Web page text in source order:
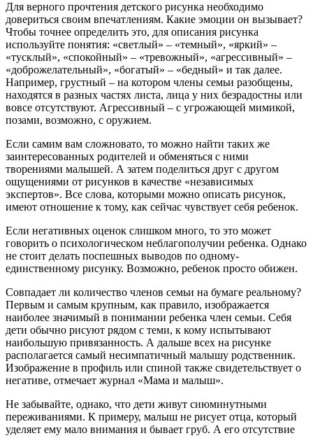
Для верного прочтения детского рисунка необходимо
довериться своим впечатлениям. Какие эмоции он вызывает?
Чтобы точнее определить это, для описания рисунка
используйте понятия: «светлый» – «темный», «яркий» –
«тусклый», «спокойный» – «тревожный», «агрессивный» –
«доброжелательный», «богатый» – «бедный» и так далее.
Например, грустный – на котором члены семьи разобщены,
находятся в разных частях листа, лица у них безрадостны или
вовсе отсутствуют. Агрессивный – с угрожающей мимикой,
позами, возможно, с оружием.
Если самим вам сложновато, то можно найти таких же
заинтересованных родителей и обменяться с ними
творениями малышей. А затем поделиться друг с другом
ощущениями от рисунков в качестве «независимых
экспертов». Все слова, которыми можно описать рисунок,
имеют отношение к тому, как сейчас чувствует себя ребенок.
Если негативных оценок слишком много, то это может
говорить о психологическом неблагополучии ребенка. Однако
не стоит делать поспешных выводов по одному-
единственному рисунку. Возможно, ребенок просто обижен.
Совпадает ли количество членов семьи на бумаге реальному?
Первым и самым крупным, как правило, изображается
наиболее значимый в понимании ребенка член семьи. Себя
дети обычно рисуют рядом с теми, к кому испытывают
наибольшую привязанность. А дальше всех на рисунке
располагается самый несимпатичный малышу родственник.
Изображение в профиль или спиной также свидетельствует о
негативе, отмечает журнал «Мама и малыш».
Не забывайте, однако, что дети живут сиюминутными
переживаниями. К примеру, малыш не рисует отца, который
уделяет ему мало внимания и бывает груб. А его отсутствие